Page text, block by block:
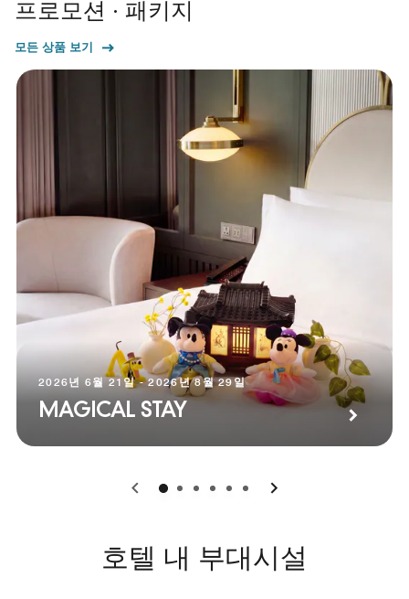
프로모션 · 패키지
모든 상품 보기
2026년 6월 21일 - 2026년 8월 29일
MAGICAL STAY
0 1 2 3 4 5
호텔 내 부대시설